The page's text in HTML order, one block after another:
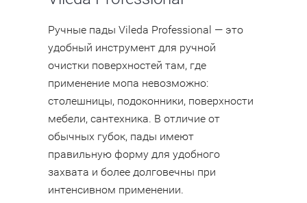
Ручные пады Vileda Professional — это
удобный инструмент для ручной
очистки поверхностей там, где
применение мопа невозможно:
столешницы, подоконники, поверхности
мебели, сантехника. В отличие от
обычных губок, пады имеют
правильную форму для удобного
захвата и более долговечны при
интенсивном применении.